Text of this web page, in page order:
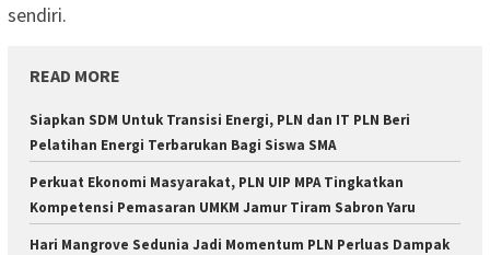
sendiri.
READ MORE
Siapkan SDM Untuk Transisi Energi, PLN dan IT PLN Beri
Pelatihan Energi Terbarukan Bagi Siswa SMA
Perkuat Ekonomi Masyarakat, PLN UIP MPA Tingkatkan
Kompetensi Pemasaran UMKM Jamur Tiram Sabron Yaru
Hari Mangrove Sedunia Jadi Momentum PLN Perluas Dampak